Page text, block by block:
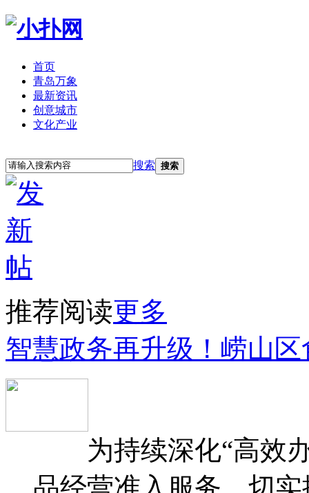
首页
青岛万象
最新资讯
创意城市
文化产业
搜索 搜索
推荐阅读更多
智慧政务再升级！崂山
为持续深化“高效办
品经营准入服务，切